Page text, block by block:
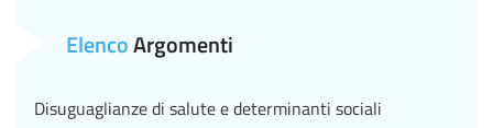
ElencoArgomenti
Disuguaglianze di salute e determinanti sociali